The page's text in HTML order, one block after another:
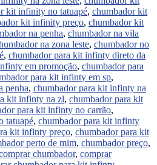
kit infinity no tatuapé, chumbador kit
kit infinity preço, chumbador kit
na penha, chumbador na vila
na zona leste, chumbador no
, chumbador para kit infinty direto da
em promoção, chumbador para
para kit infinty em sp,
penha, chumbador para kit infinty na
kit infinty na zl, chumbador para kit
para kit infinty no carrão,
tatuapé, chumbador para kit infinty
kit infinty preço, chumbador para kit
perto de mim, chumbador preço,
chumbador, comprar